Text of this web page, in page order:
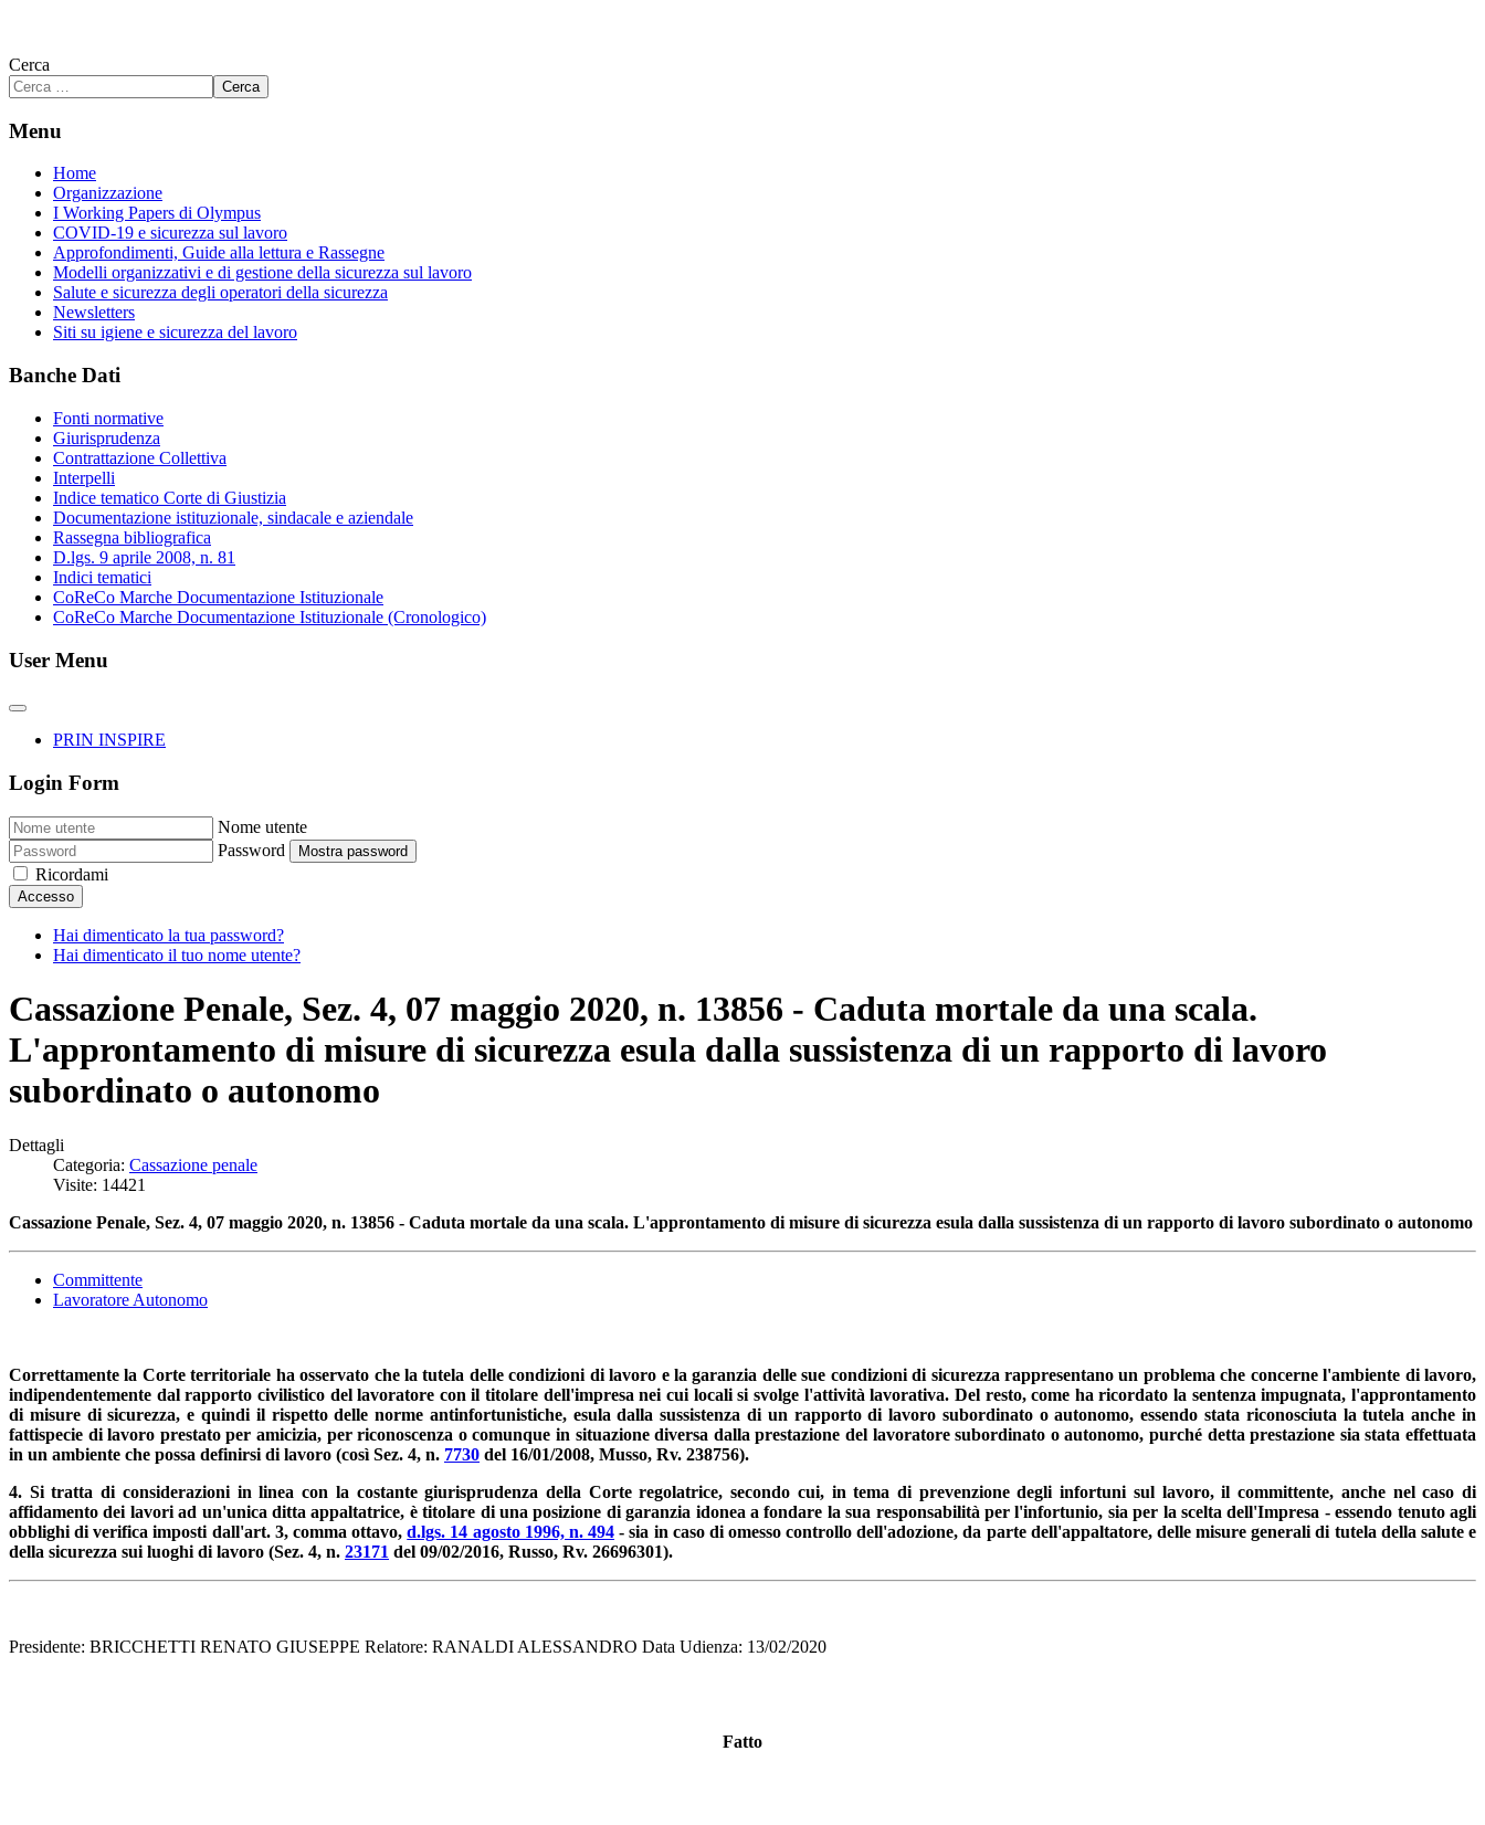
Cerca
Cerca
Menu
Home
Organizzazione
I Working Papers di Olympus
COVID-19 e sicurezza sul lavoro
Approfondimenti, Guide alla lettura e Rassegne
Modelli organizzativi e di gestione della sicurezza sul lavoro
Salute e sicurezza degli operatori della sicurezza
Newsletters
Siti su igiene e sicurezza del lavoro
Banche Dati
Fonti normative
Giurisprudenza
Contrattazione Collettiva
Interpelli
Indice tematico Corte di Giustizia
Documentazione istituzionale, sindacale e aziendale
Rassegna bibliografica
D.lgs. 9 aprile 2008, n. 81
Indici tematici
CoReCo Marche Documentazione Istituzionale
CoReCo Marche Documentazione Istituzionale (Cronologico)
User Menu
PRIN INSPIRE
Login Form
Nome utente
Password
Mostra password
Ricordami
Accesso
Hai dimenticato la tua password?
Hai dimenticato il tuo nome utente?
Cassazione Penale, Sez. 4, 07 maggio 2020, n. 13856 - Caduta mortale da una scala.
L'approntamento di misure di sicurezza esula dalla sussistenza di un rapporto di lavoro
subordinato o autonomo
Dettagli
Categoria: Cassazione penale
Visite: 14421
Cassazione Penale, Sez. 4, 07 maggio 2020, n. 13856 - Caduta mortale da una scala. L'approntamento di misure di sicurezza esula dalla sussistenza di un rapporto di lavoro subordinato o autonomo
Committente
Lavoratore Autonomo
Correttamente la Corte territoriale ha osservato che la tutela delle condizioni di lavoro e la garanzia delle sue condizioni di sicurezza rappresentano un problema che concerne l'ambiente di lavoro,
indipendentemente dal rapporto civilistico del lavoratore con il titolare dell'impresa nei cui locali si svolge l'attività lavorativa. Del resto, come ha ricordato la sentenza impugnata, l'approntamento
di misure di sicurezza, e quindi il rispetto delle norme antinfortunistiche, esula dalla sussistenza di un rapporto di lavoro subordinato o autonomo, essendo stata riconosciuta la tutela anche in
fattispecie di lavoro prestato per amicizia, per riconoscenza o comunque in situazione diversa dalla prestazione del lavoratore subordinato o autonomo, purché detta prestazione sia stata effettuata
in un ambiente che possa definirsi di lavoro (così Sez. 4, n. 7730 del 16/01/2008, Musso, Rv. 238756).
4. Si tratta di considerazioni in linea con la costante giurisprudenza della Corte regolatrice, secondo cui, in tema di prevenzione degli infortuni sul lavoro, il committente, anche nel caso di
affidamento dei lavori ad un'unica ditta appaltatrice, è titolare di una posizione di garanzia idonea a fondare la sua responsabilità per l'infortunio, sia per la scelta dell'Impresa - essendo tenuto agli
obblighi di verifica imposti dall'art. 3, comma ottavo,d.lgs. 14 agosto 1996, n. 494 - sia in caso di omesso controllo dell'adozione, da parte dell'appaltatore, delle misure generali di tutela della salute e
della sicurezza sui luoghi di lavoro (Sez. 4, n. 23171 del 09/02/2016, Russo, Rv. 26696301).
Presidente: BRICCHETTI RENATO GIUSEPPE Relatore: RANALDI ALESSANDRO Data Udienza: 13/02/2020
Fatto